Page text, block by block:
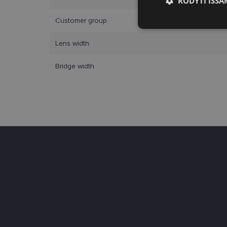
Customer group
Lens width
Bridge width
saugomi Jūsų